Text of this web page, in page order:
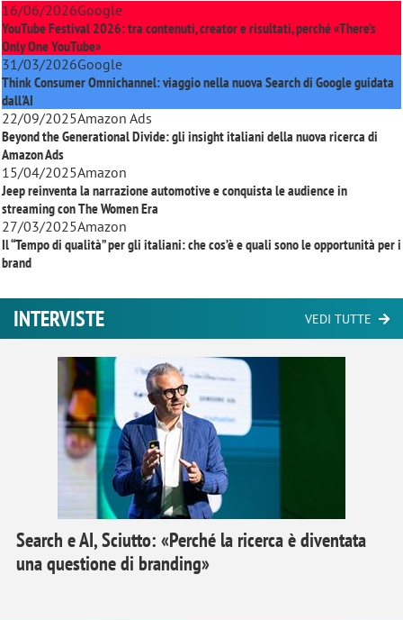
16/06/2026Google
YouTube Festival 2026: tra contenuti, creator e risultati, perché «There’s
Only One YouTube»
31/03/2026Google
Think Consumer Omnichannel: viaggio nella nuova Search di Google guidata
dall'AI
22/09/2025Amazon Ads
Beyond the Generational Divide: gli insight italiani della nuova ricerca di
Amazon Ads
15/04/2025Amazon
Jeep reinventa la narrazione automotive e conquista le audience in
streaming conThe Women Era
27/03/2025Amazon
Il “Tempo di qualità” per gli italiani: che cos’è e quali sono le opportunità per i
brand
INTERVISTE VEDI TUTTE
Search e AI, Sciutto: «Perché la ricerca è diventata
una questione di branding»